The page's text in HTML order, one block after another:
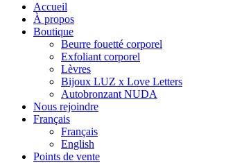
Accueil
À propos
Boutique
Beurre fouetté corporel
Exfoliant corporel
Lèvres
Bijoux LUZ x Love Letters
Autobronzant NUDA
Nous rejoindre
Français
Français
English
Points de vente